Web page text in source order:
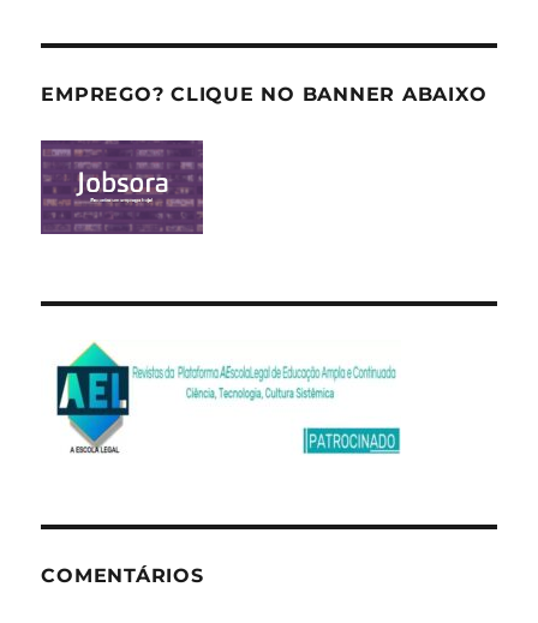
EMPREGO? CLIQUE NO BANNER ABAIXO
COMENTÁRIOS